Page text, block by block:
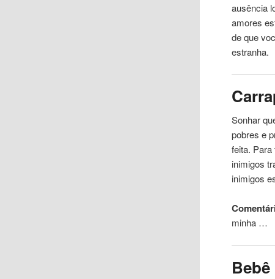
ausência
amores
de que
estranha.
Sonhar
pobres e
feita.
inimigos
inimigos
minha …
Bebê